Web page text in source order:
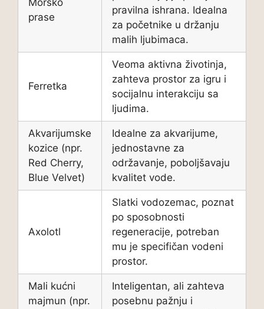
Morsko
prase
pravilna ishrana. Idealna
za početnike u držanju
malih ljubimaca.
Ferretka
Veoma aktivna životinja,
zahteva prostor za igru i
socijalnu interakciju sa
ljudima.
Akvarijumske
kozice (npr.
Red Cherry,
Blue Velvet)
Idealne za akvarijume,
jednostavne za
održavanje, poboljšavaju
kvalitet vode.
Axolotl
Slatki vodozemac, poznat
po sposobnosti
regeneracije, potreban
mu je specifičan vodeni
prostor.
Mali kućni
majmun (npr.
Inteligentan, ali zahteva
posebnu pažnju i